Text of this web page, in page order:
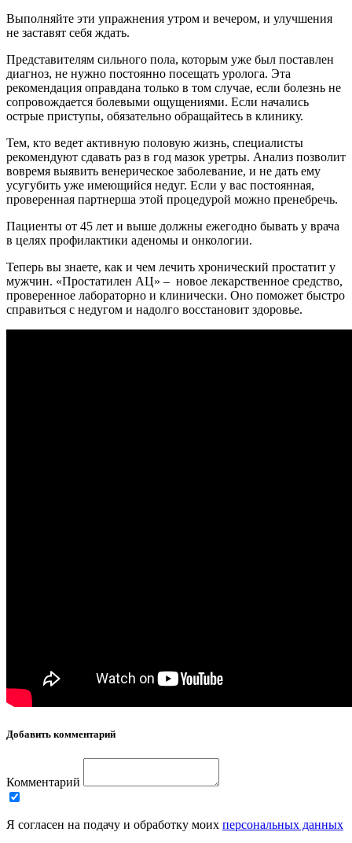
Выполняйте эти упражнения утром и вечером, и улучшения
не заставят себя ждать.
Представителям сильного пола, которым уже был поставлен
диагноз, не нужно постоянно посещать уролога. Эта
рекомендация оправдана только в том случае, если болезнь не
сопровождается болевыми ощущениями. Если начались
острые приступы, обязательно обращайтесь в клинику.
Тем, кто ведет активную половую жизнь, специалисты
рекомендуют сдавать раз в год мазок уретры. Анализ позволит
вовремя выявить венерическое заболевание, и не дать ему
усугубить уже имеющийся недуг. Если у вас постоянная,
проверенная партнерша этой процедурой можно пренебречь.
Пациенты от 45 лет и выше должны ежегодно бывать у врача
в целях профилактики аденомы и онкологии.
Теперь вы знаете, как и чем лечить хронический простатит у
мужчин. «Простатилен АЦ» – новое лекарственное средство,
проверенное лабораторно и клинически. Оно поможет быстро
справиться с недугом и надолго восстановит здоровье.
Добавить комментарий
Комментарий
Я согласен на подачу и обработку моих персональных данных